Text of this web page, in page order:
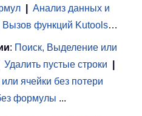
Анализ данных и
Вызов функций Kutools…
: Поиск, Выделение или
Удалить пустые строки
ячейки без потери
формулы ...